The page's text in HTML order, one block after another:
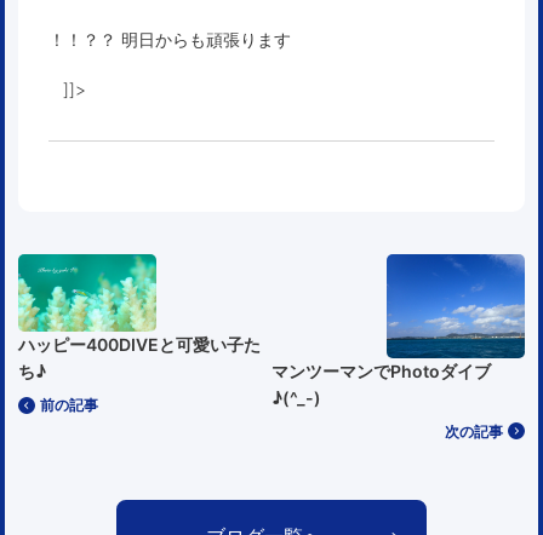
！！？？ 明日からも頑張ります
]]>
前の記事
ハッピー400DIVEと可愛い子た
ち♪
次の記事
マンツーマンでPhotoダイブ
♪(^_-)